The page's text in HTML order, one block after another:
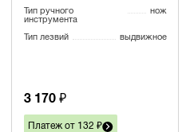
Тип ручного
инструмента
нож
Тип лезвий выдвижное
3 170 ₽
Платеж от 132 ₽